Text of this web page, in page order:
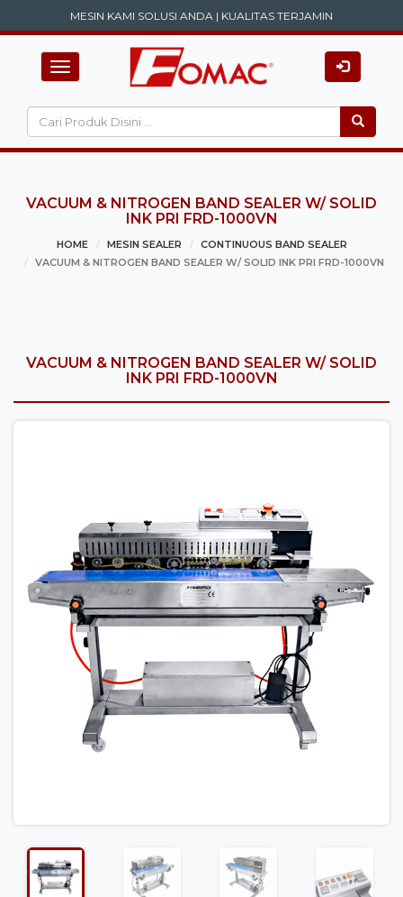
MESIN KAMI SOLUSI ANDA | KUALITAS TERJAMIN
Toggle navigation
VACUUM & NITROGEN BAND SEALER W/ SOLID
INK PRI FRD-1000VN
HOME MESIN SEALER
CONTINUOUS BAND SEALER
VACUUM & NITROGEN BAND SEALER W/ SOLID INK PRI FRD-1000VN
VACUUM & NITROGEN BAND SEALER W/ SOLID
INK PRI FRD-1000VN